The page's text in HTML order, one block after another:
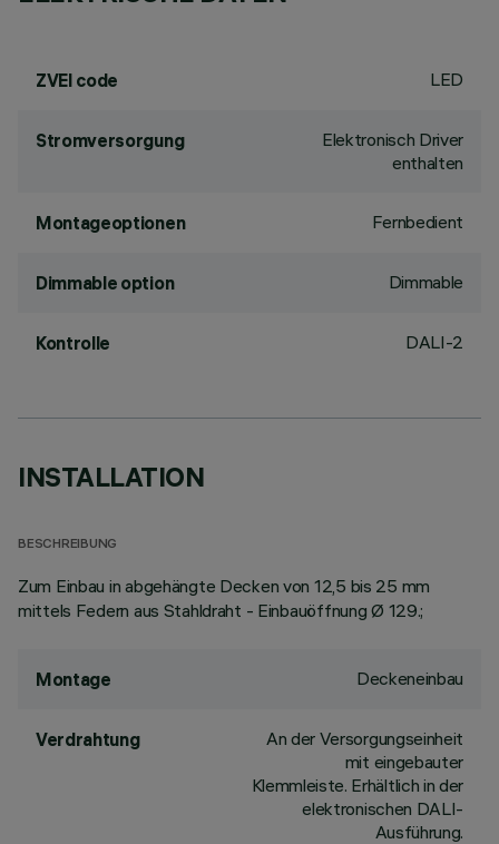
ZVEI code LED
Stromversorgung
Elektronisch Driver
enthalten
Montageoptionen Fernbedient
Dimmable option Dimmable
Kontrolle DALI-2
INSTALLATION
BESCHREIBUNG
Zum Einbau in abgehängte Decken von 12,5 bis 25 mm
mittels Federn aus Stahldraht - Einbauöffnung Ø 129.;
Montage Deckeneinbau
Verdrahtung
An der Versorgungseinheit
mit eingebauter
Klemmleiste. Erhältlich in der
elektronischen DALI-
Ausführung.